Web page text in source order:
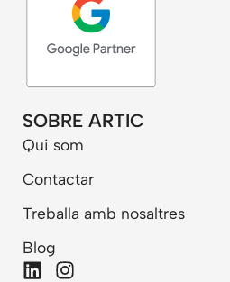
SOBRE ARTIC
Qui som
Contactar
Treballa amb nosaltres
Blog
L
I